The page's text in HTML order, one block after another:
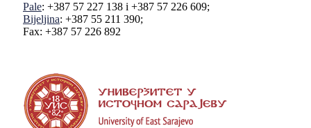
Pale: +387 57 227 138 i +387 57 226 609;
Bijeljina: +387 55 211 390;
Fax: +387 57 226 892